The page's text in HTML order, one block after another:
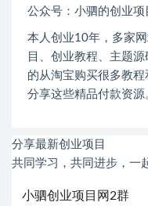
公众号：小驷的创业项
本人创业10年，多家
目、创业教程、主题
的从淘宝购买很多教
分享这些精品付款资源
分享最新创业项目
共同学习，共同进步，一
小驷创业项目网2群